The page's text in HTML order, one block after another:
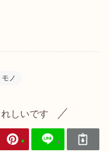
ノ
しいです